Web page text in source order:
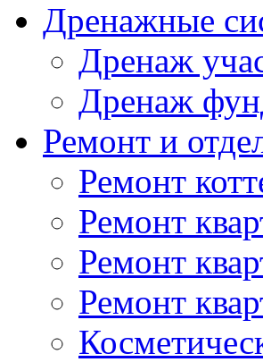
Дренажные
Дренаж
Дренаж
Ремонт и
Ремонт
Ремонт
Ремонт
Ремонт